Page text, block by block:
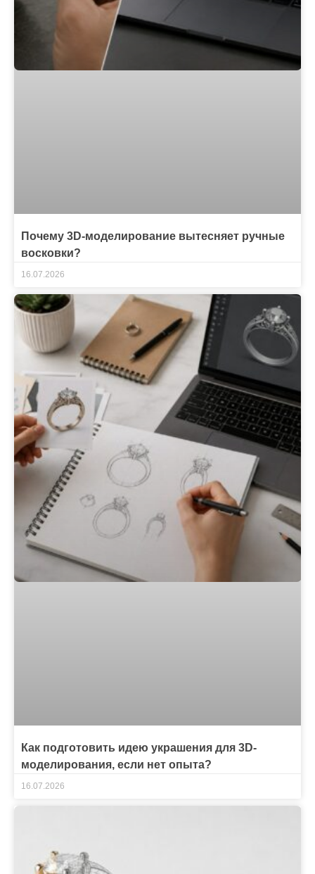
Почему 3D-моделирование вытесняет ручные
восковки?
16.07.2026
Как подготовить идею украшения для 3D-
моделирования, если нет опыта?
16.07.2026